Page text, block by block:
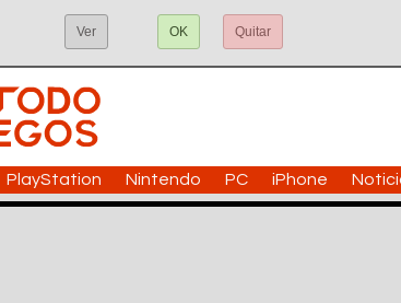
Ver OK Quitar
PlayStation Nintendo PC iPhone